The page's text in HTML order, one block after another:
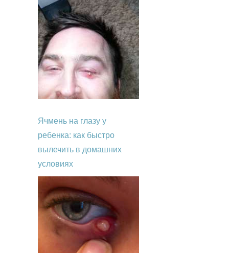
Ячмень на глазу у
ребенка: как быстро
вылечить в домашних
условиях